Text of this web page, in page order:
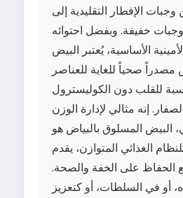
الإفطار التقليدية إلى
خفيفة. وبفضل احتوائه
الأساسية، يُعتبر البيض
مصدراً صحياً للغاية للعناصر
للقلب دون الكوليسترول
إنه مثالي لإدارة الوزن
البيض المسلوق بالبياض هو
الغذائي المتوازن، يقدم
الحفاظ على الخفة والصحة.
أو في السلطات، أو كتعزيز